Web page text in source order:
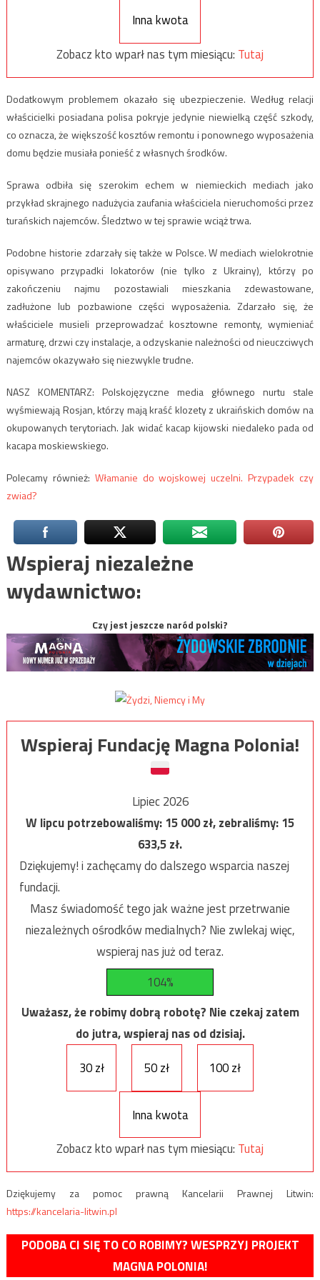
Inna kwota
Zobacz kto wparł nas tym miesiącu: Tutaj
Dodatkowym problemem okazało się ubezpieczenie. Według relacji
właścicielki posiadana polisa pokryje jedynie niewielką część szkody,
co oznacza, że większość kosztów remontu i ponownego wyposażenia
domu będzie musiała ponieść z własnych środków.
Sprawa odbiła się szerokim echem w niemieckich mediach jako
przykład skrajnego nadużycia zaufania właściciela nieruchomości przez
turańskich najemców. Śledztwo w tej sprawie wciąż trwa.
Podobne historie zdarzały się także w Polsce. W mediach wielokrotnie
opisywano przypadki lokatorów (nie tylko z Ukrainy), którzy po
zakończeniu najmu pozostawiali mieszkania zdewastowane,
zadłużone lub pozbawione części wyposażenia. Zdarzało się, że
właściciele musieli przeprowadzać kosztowne remonty, wymieniać
armaturę, drzwi czy instalacje, a odzyskanie należności od nieuczciwych
najemców okazywało się niezwykle trudne.
NASZ KOMENTARZ: Polskojęzyczne media głównego nurtu stale
wyśmiewają Rosjan, którzy mają kraść klozety z ukraińskich domów na
okupowanych terytoriach. Jak widać kacap kijowski niedaleko pada od
kacapa moskiewskiego.
Polecamy również: Włamanie do wojskowej uczelni. Przypadek czy
zwiad?
Wspieraj niezależne
wydawnictwo:
Czy jest jeszcze naród polski?
Wspieraj Fundację Magna Polonia!
Lipiec 2026
W lipcu potrzebowaliśmy:15 000zł, zebraliśmy:15
633,5zł.
Dziękujemy! i zachęcamy do dalszego wsparcia naszej
fundacji.
Masz świadomość tego jak ważne jest przetrwanie
niezależnych ośrodków medialnych? Nie zwlekaj więc,
wspieraj nas już od teraz.
104%
Uważasz, że robimy dobrą robotę? Nie czekaj zatem
do jutra, wspieraj nas od dzisiaj.
30 zł
50 zł 100 zł
Inna kwota
Zobacz kto wparł nas tym miesiącu: Tutaj
Dziękujemy za pomoc prawną Kancelarii Prawnej Litwin:
https://kancelaria-litwin.pl
PODOBA CI SIĘ TO CO ROBIMY? WESPRZYJ PROJEKT
MAGNA POLONIA!